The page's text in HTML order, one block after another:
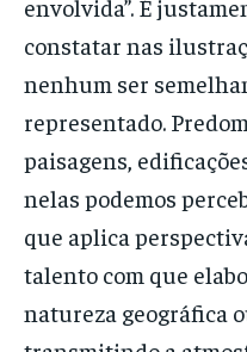
envolvida”. É
constatar nas
nenhum ser
representado.
paisagens,
nelas podemos
que aplica
talento com que
natureza geográfica